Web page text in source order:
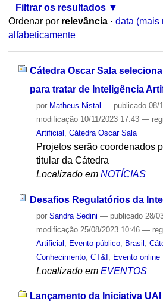
Filtrar os resultados
Ordenar por relevância · data (mais
alfabeticamente
Cátedra Oscar Sala
para tratar de Inteligência
por Matheus Nistal — publicado08/
modificação10/11/2023 17:43 —
Artificial
Cátedra Oscar Sala
Projetos serão coordenados
titular da Cátedra
Localizado em NOTÍCIAS
Desafios Regulatórios da
por Sandra Sedini — publicado28/
modificação25/08/2023 10:46 —
Artificial
Evento público, Brasil
Conhecimento, CT&I Evento online
Localizado em EVENTOS
Lançamento da Iniciativa